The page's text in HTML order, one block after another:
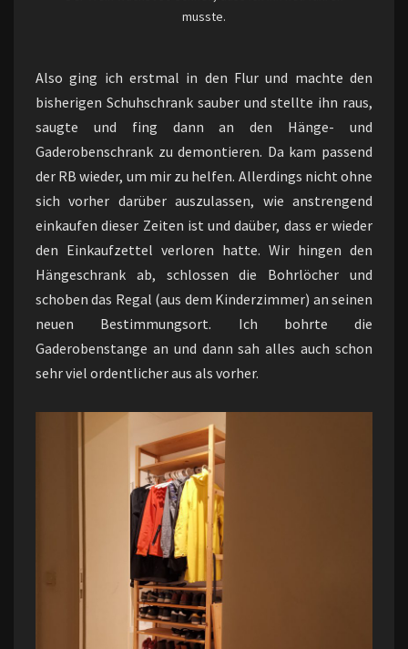
musste.
Also ging ich erstmal in den Flur und machte den
bisherigen Schuhschrank sauber und stellte ihn raus,
saugte und fing dann an den Hänge- und
Gaderobenschrank zu demontieren. Da kam passend
der RB wieder, um mir zu helfen. Allerdings nicht ohne
sich vorher darüber auszulassen, wie anstrengend
einkaufen dieser Zeiten ist und daüber, dass er wieder
den Einkaufzettel verloren hatte. Wir hingen den
Hängeschrank ab, schlossen die Bohrlöcher und
schoben das Regal (aus dem Kinderzimmer) an seinen
neuen Bestimmungsort. Ich bohrte die
Gaderobenstange an und dann sah alles auch schon
sehr viel ordentlicher aus als vorher.